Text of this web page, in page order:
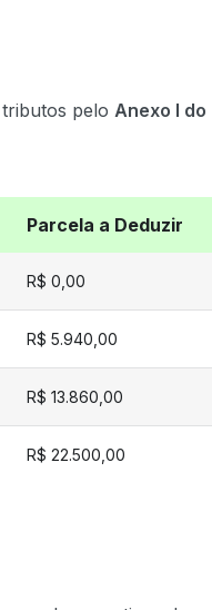
pelo Anexo I do
Parcela a Deduzir
R$ 0,00
R$ 5.940,00
R$ 13.860,00
R$ 22.500,00